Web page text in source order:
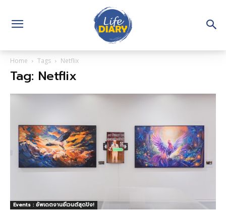
Home Tags Netflix
Tag: Netflix
Events : อัพเดตงานอีเวนต์สุดปัง!